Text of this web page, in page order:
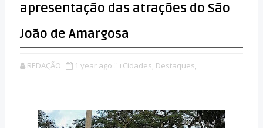
apresentação das atrações do São
João de Amargosa
REDAÇÃO 1 year ago Cidades, Destaques,